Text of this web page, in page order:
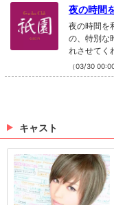
夜の時間
Club 祇園
夜の時間を
の、特別な
れさせてく
（03/30 00:00
キャスト